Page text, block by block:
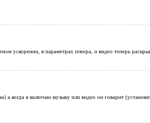
ускорении, в параметрах плеера, и видео теперь
а когда я включаю музыку или видео он говарит